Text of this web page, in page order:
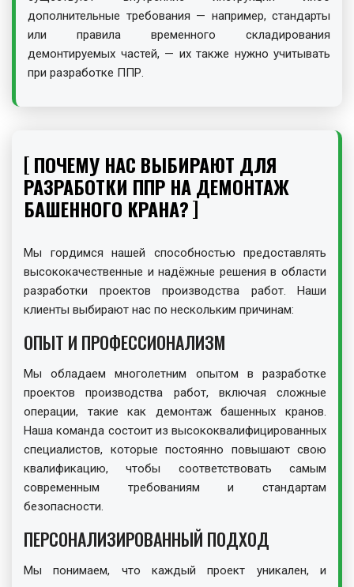
дополнительные требования — например, стандарты
или правила временного складирования
демонтируемых частей, — их также нужно учитывать
при разработке ППР.
ПОЧЕМУ НАС ВЫБИРАЮТ ДЛЯ
РАЗРАБОТКИ ППР НА ДЕМОНТАЖ
БАШЕННОГО КРАНА?
Мы гордимся нашей способностью предоставлять
высококачественные и надёжные решения в области
разработки проектов производства работ. Наши
клиенты выбирают нас по нескольким причинам:
ОПЫТ И ПРОФЕССИОНАЛИЗМ
Мы обладаем многолетним опытом в разработке
проектов производства работ, включая сложные
операции, такие как демонтаж башенных кранов.
Наша команда состоит из высококвалифицированных
специалистов, которые постоянно повышают свою
квалификацию, чтобы соответствовать самым
современным требованиям и стандартам
безопасности.
ПЕРСОНАЛИЗИРОВАННЫЙ ПОДХОД
Мы понимаем, что каждый проект уникален, и